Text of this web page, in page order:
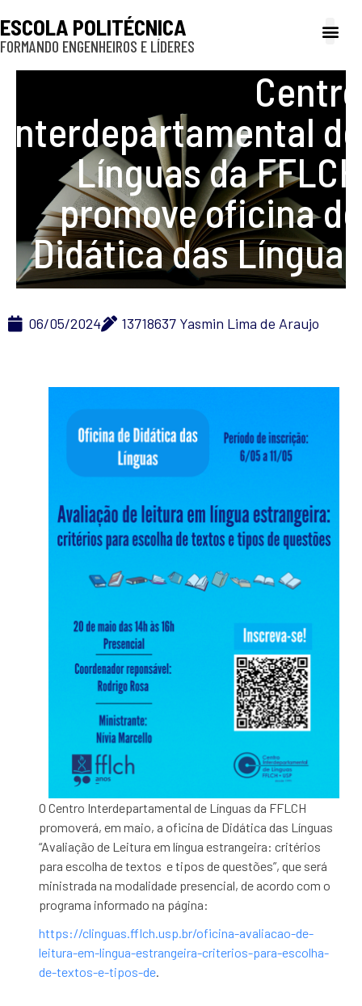
ESCOLA POLITÉCNICA
FORMANDO ENGENHEIROS E LÍDERES
Centro
Interdepartamental de
Línguas da FFLCH
promove oficina de
Didática das Línguas
06/05/2024 13718637 Yasmin Lima de Araujo
O Centro Interdepartamental de Línguas da FFLCH
promoverá, em maio, aoficina de Didática das Línguas
“Avaliação de Leitura em língua estrangeira: critérios
para escolha de textos e tipos de questões”, que será
ministrada na modalidade presencial, de acordo com o
programa informado na página:
https://clinguas.fflch.usp.br/oficina-avaliacao-de-
leitura-em-lingua-estrangeira-criterios-para-escolha-
de-textos-e-tipos-de.